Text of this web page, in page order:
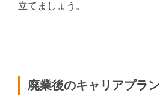
立てましょう。
廃業後のキャリアプラン